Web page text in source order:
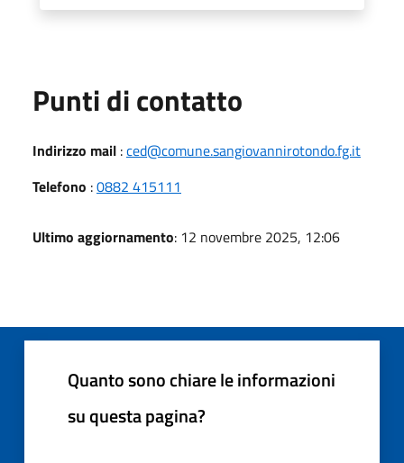
Punti di contatto
Indirizzo mail :ced@comune.sangiovannirotondo.fg.it
Telefono :0882 415111
Ultimo aggiornamento: 12 novembre 2025, 12:06
Quanto sono chiare le informazioni
su questa pagina?